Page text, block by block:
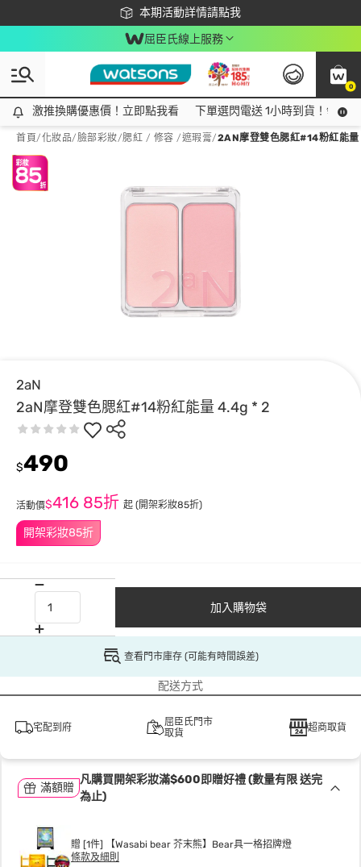
本期活動詳情請點我
下載app最高回饋$350
屈臣氏線上服務
0
激推換購優惠價！立即點我看
激推換購優惠價！立即點我看 下單選閃電送 1小時到貨！領神
首頁/化妝品/臉部彩妝/腮紅 / 修容 /遮瑕膏/2AN摩登雙色腮紅#14粉紅能
2aN
2aN摩登雙色腮紅#14粉紅能量 4.4g * 2
開架彩妝85折
$490
活動價$416 85折 起 (開架彩妝85折)
加入購物袋
查看門市庫存 (可能有時間誤差)
配送方式
宅配到府
屈臣氏門市
取貨
超商取貨
滿額贈
凡購買開架彩妝滿$600即贈好禮 (數量有限 送完
為止)
贈 [1件] 【Wasabi bear 芥末熊】Bear具一格招牌燈
條款及細則